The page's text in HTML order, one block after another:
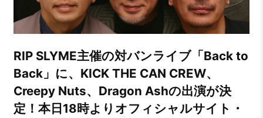
RIP SLYME主催の対バンライブ「Back to
Back」に、KICK THE CAN CREW、
Creepy Nuts、Dragon Ashの出演が決
定！本日18時よりオフィシャルサイト・